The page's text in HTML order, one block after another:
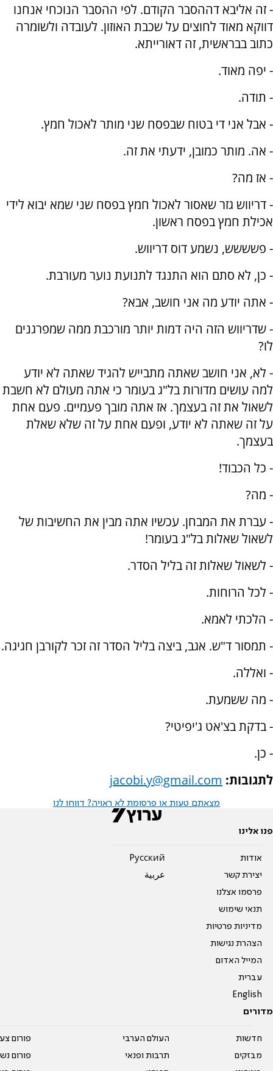
- זה אליבא דההסבר הקודם. לפי ההסבר הנוכחי אנחנו
דווקא מאוד לחוצים על שכבת האוזון. לעובדה ולשומרה
כתוב בבראשית, זה דאורייתא.
- יפה מאוד.
- תודה.
- אבל אני די בטוח שבפסח שני מותר לאכול חמץ.
- אה. מותר כמובן, ידעתי את זה.
- אז מה?
- דריווש גזר שאסור לאכול חמץ בפסח שני שמא יבוא לידי
אכילת חמץ בפסח ראשון.
- פשששש, נשמע דוס דריווש.
- כן, לא סתם הוא התנגד לתנועת נוער מעורבת.
- אתה יודע מה אני חושב, אבא?
- שדריווש הזה היה דמות יותר מורכבת ממה שמפרגנים
לו?
- לא, אני חושב שאתה מתבייש להגיד שאתה לא יודע
למה עושים מדורות בל"ג בעומר כי אתה מעולם לא חשבת
לשאול את זה בעצמך. אז אתה מובך פעמיים. פעם אחת
על זה שאתה לא יודע, ופעם אחת על זה שלא שאלת
בעצמך.
- כל הכבוד!
- מה?
- עברת את המבחן. עכשיו אתה מבין את החשיבות של
לשאול שאלות בל"ג בעומר!
- לשאול שאלות זה בליל הסדר.
- לכל הרוחות.
- הלכתי לאמא.
- תמסור ד"ש. אגב, ביצה בליל הסדר זה זכר לקורבן חגיגה.
- ואללה.
- מה ששמעת.
- בדקת בצ'אט ג'יפיטי?
- כן.
לתגובות: jacobi.y@gmail.com
מצאתם טעות או פרסומת לא ראויה? דווחו לנו
פנו אלינו
אודות
יצירת קשר
פרסמו אצלנו
תנאי שימוש
מדיניות פרטיות
הצהרת נגישות
המייל האדום
עברית
English
Pусский
عربية
מדורים
חדשות
מבזקים
העולם הערבי
תרבות ופנאי
פורום
פורום